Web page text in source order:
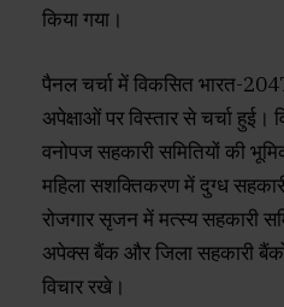
किया गया।
पैनल चर्चा में विकसित भारत-
अपेक्षाओं पर विस्तार से चर्चा हुई।
वनोपज सहकारी समितियों की
महिला सशक्तिकरण में दुग्ध
रोजगार सृजन में मत्स्य सहकारी
अपेक्स बैंक और जिला सहकारी
विचार रखे।